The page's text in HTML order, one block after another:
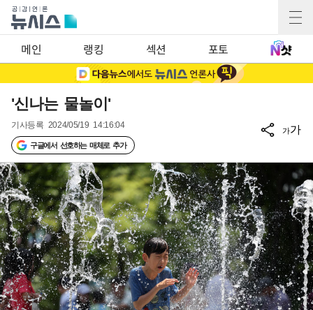
메인 랭킹 섹션 포토
'신나는 물놀이'
기사등록 2024/05/19 14:16:04
구글에서 선호하는 매체로 추가
가가